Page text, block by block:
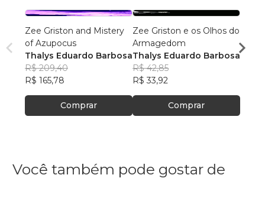
Zee Griston and Mistery
of Azupocus
Thalys Eduardo Barbosa
R$ 209,40
R$ 165,78
Comprar
Zee Griston e os Olhos do
Armagedom
Thalys Eduardo Barbosa
R$ 42,85
R$ 33,92
Comprar
of
Você também pode gostar de